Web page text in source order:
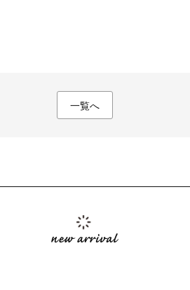
一覧へ